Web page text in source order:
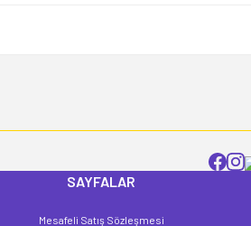
SAYFALAR
Mesafeli Satış Sözleşmesi